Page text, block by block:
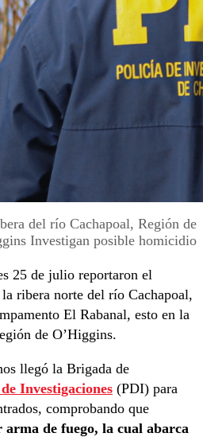
del río Cachapoal, Región de
Investigan posible homicidio
25 de julio reportaron el
ribera norte del río Cachapoal,
El Rabanal, esto en la
de O’Higgins.
llegó la Brigada de
Investigaciones (PDI) para
comprobando que
de fuego, la cual abarca